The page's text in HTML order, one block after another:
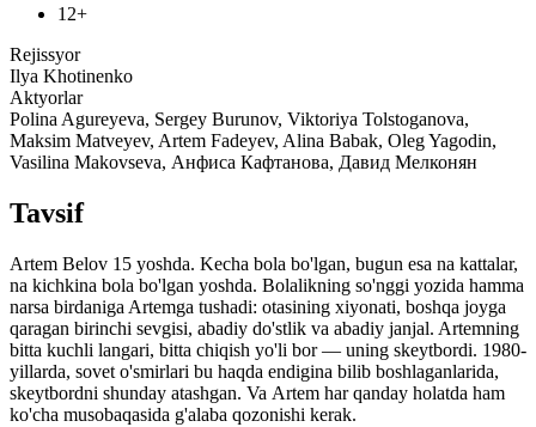
12+
Rejissyor
Ilya Khotinenko
Aktyorlar
Polina Agureyeva, Sergey Burunov, Viktoriya Tolstoganova,
Maksim Matveyev, Artem Fadeyev, Alina Babak, Oleg Yagodin,
Vasilina Makovseva, Анфиса Кафтанова, Давид Мелконян
Tavsif
Artem Belov 15 yoshda. Kecha bola bo'lgan, bugun esa na kattalar,
na kichkina bola bo'lgan yoshda. Bolalikning so'nggi yozida hamma
narsa birdaniga Artemga tushadi: otasining xiyonati, boshqa joyga
qaragan birinchi sevgisi, abadiy do'stlik va abadiy janjal. Artemning
bitta kuchli langari, bitta chiqish yo'li bor — uning skeytbordi. 1980-
yillarda, sovet o'smirlari bu haqda endigina bilib boshlaganlarida,
skeytbordni shunday atashgan. Va Artem har qanday holatda ham
ko'cha musobaqasida g'alaba qozonishi kerak.